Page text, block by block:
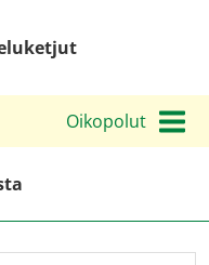
Oikopolut